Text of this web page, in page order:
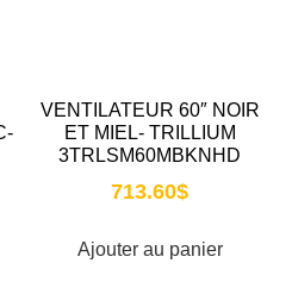
VENTILATEUR 60″ NOIR
ET MIEL- TRILLIUM
3TRLSM60MBKNHD
713.60$
Ajouter au panier